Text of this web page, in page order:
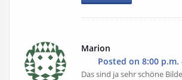
Marion
Posted on 8:00 p.m.
Das sind ja sehr schöne